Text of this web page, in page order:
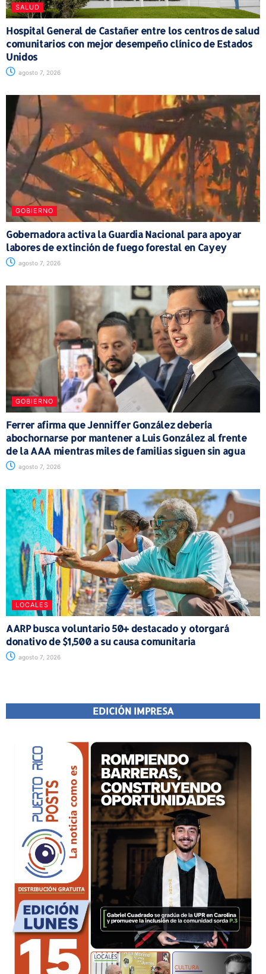
SALUD
Hospital General de Castañer entre los centros de salud
comunitarios con mejor desempeño clínico de Estados
Unidos
agosto 7, 2026
GOBIERNO
Gobernadora activa la Guardia Nacional para apoyar
labores de extinción de fuego forestal en Cayey
agosto 7, 2026
GOBIERNO
Ferrer afirma que Jenniffer González debería
abochornarse por mantener a Luis González al frente
de la AAA mientras miles de familias siguen sin agua
agosto 7, 2026
LOCALES
AARP busca voluntario 50+ destacado y otorgará
donativo de $1,500 a su causa comunitaria
agosto 7, 2026
EDICIÓN IMPRESA